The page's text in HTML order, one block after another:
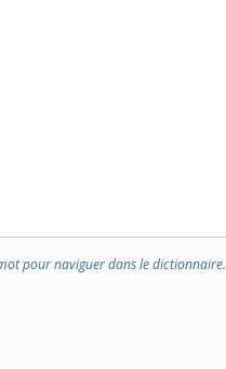
pour naviguer dans le dictionnaire.